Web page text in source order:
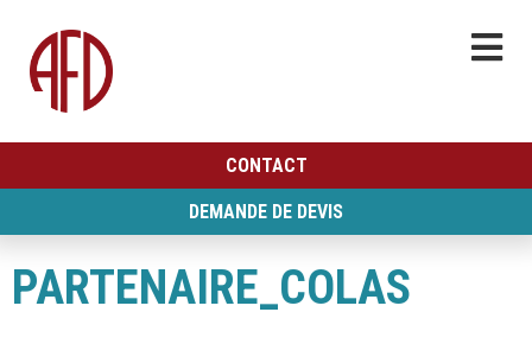
CONTACT
DEMANDE DE DEVIS
PARTENAIRE_COLAS